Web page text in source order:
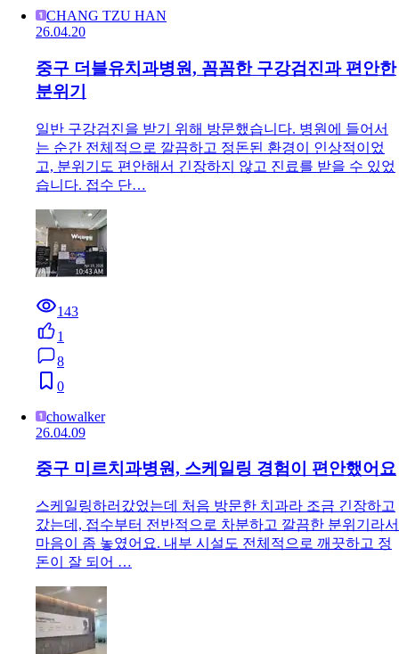
CHANG TZU HAN
26.04.20
중구 더블유치과병원, 꼼꼼한 구강검진과 편안한
분위기
일반 구강검진을 받기 위해 방문했습니다. 병원에 들어서
는 순간 전체적으로 깔끔하고 정돈된 환경이 인상적이었
고, 분위기도 편안해서 긴장하지 않고 진료를 받을 수 있었
습니다. 접수 단…
143
1
8
0
chowalker
26.04.09
중구 미르치과병원, 스케일링 경험이 편안했어요
스케일링하러갔었는데 처음 방문한 치과라 조금 긴장하고
갔는데, 접수부터 전반적으로 차분하고 깔끔한 분위기라서
마음이 좀 놓였어요. 내부 시설도 전체적으로 깨끗하고 정
돈이 잘 되어 …